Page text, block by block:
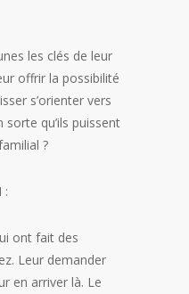
les clés de leur
offrir la possibilité
s’orienter vers
qu’ils puissent
?
:
ont fait des
Leur demander
en arriver là. Le